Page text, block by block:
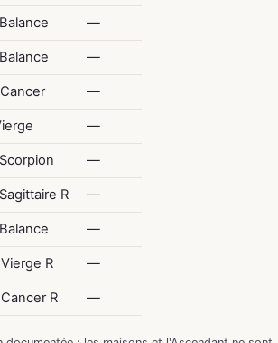
—
—
—
—
—
R —
—
R —
R —